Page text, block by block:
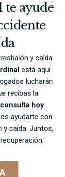
te ayude
y caída
está aquí
lucharán
recibas la
hoy
ayudarte con
y caída. Juntos,